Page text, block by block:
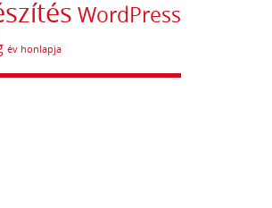
WordPress
év honlapja